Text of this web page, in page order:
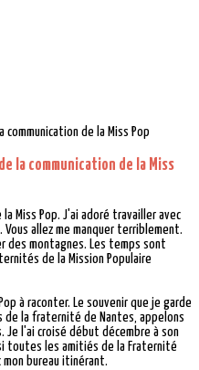
la communication de la Miss
Miss Pop. J'ai adoré travailler avec
Vous allez me manquer terriblement.
des montagnes. Les temps sont
de la Mission Populaire
à raconter. Le souvenir que je garde
de la fraternité de Nantes, appelons
Je l'ai croisé début décembre à son
toutes les amitiés de la Fraternité
mon bureau itinérant.